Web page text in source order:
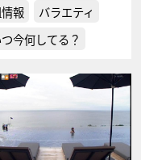
報
バラエティ
今何してる？